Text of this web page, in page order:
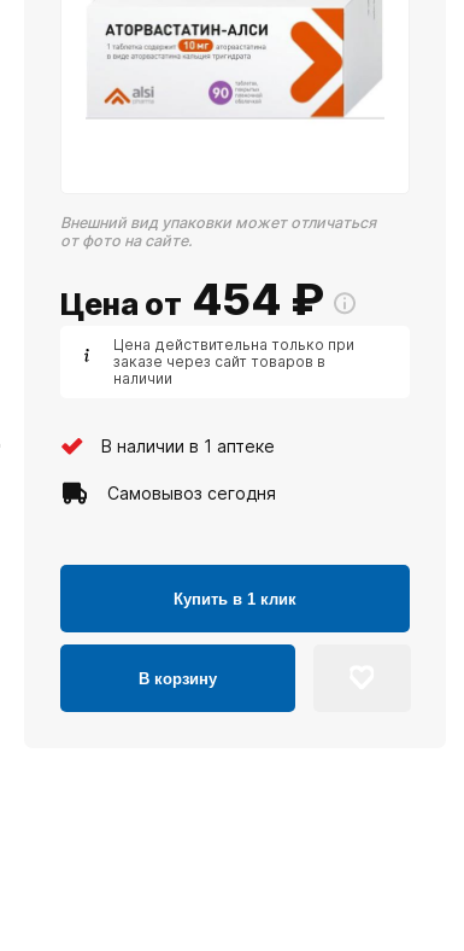
Внешний вид упаковки может отличаться
от фото на сайте.
Цена от 454 ₽
Цена действительна только при
заказе через сайт товаров в
наличии
В наличии в 1 аптеке
Самовывоз сегодня
Купить в 1 клик
В корзину